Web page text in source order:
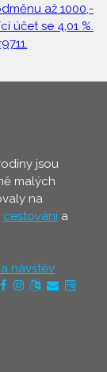
až 1000,-
účet se 4,01 %.
jsou
malých
na
cestování a
návštěv